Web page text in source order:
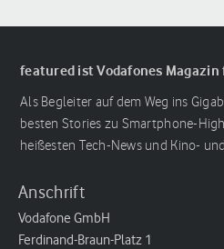
featured ist Vodafones
Als Begleiter auf dem Weg ins
besten Stories zu Smartphone-
heißesten Tech-News und Kino-
Anschrift
Vodafone GmbH
Ferdinand-Braun-Platz 1